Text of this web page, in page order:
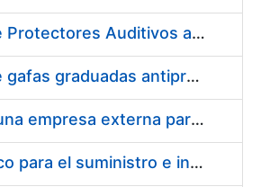
Suministro de Protectores Auditivos a medida para las personas trabajadoras de los Centros de Trabajo de Madrid y Burgos
Suministro de gafas graduadas antiproyecciones para los trabajadores de la FNMT-RCM en los centros de trabajo de Madrid y Burgos
Servicios de una empresa externa para el asesoramiento y resolución de los recursos de alzada que se presentan relacionados con procesos de selección para la FNMT-RCM
Acuerdo marco para el suministro e instalación de persianas, estores y otros complementos